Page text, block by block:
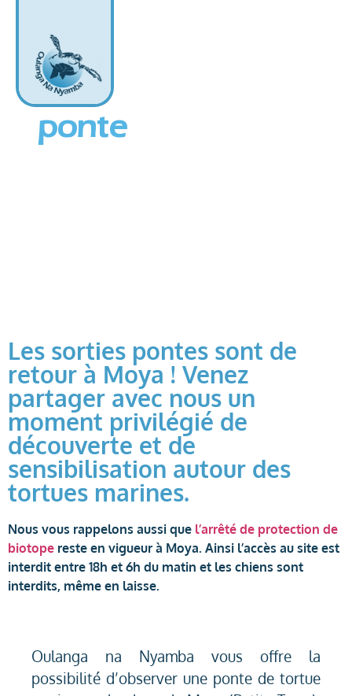
Observer une
ponte
Les sorties pontes sont de
retour à Moya ! Venez
partager avec nous un
moment privilégié de
découverte et de
sensibilisation autour des
tortues marines.
Nous vous rappelons aussi que l’arrêté de protection de
biotope reste en vigueur à Moya. Ainsi l’accès au site est
interdit entre 18h et 6h du matin et les chiens sont
interdits, même en laisse.
Oulanga na Nyamba vous offre la
possibilité d’observer une ponte de tortue